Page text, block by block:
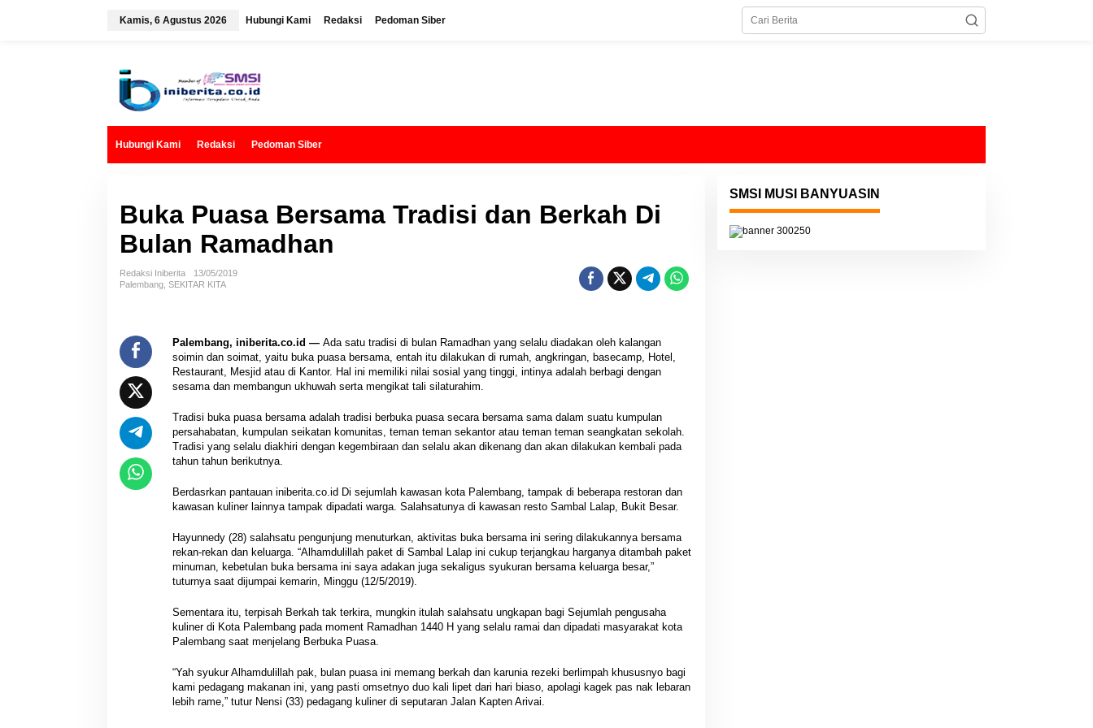
Kamis, 6 Agustus 2026 Hubungi Kami Redaksi Pedoman Siber
Hubungi Kami Redaksi Pedoman Siber
Buka Puasa Bersama Tradisi dan Berkah Di
Bulan Ramadhan
Redaksi Iniberita
13/05/2019
Palembang SEKITAR KITA
Palembang, iniberita.co.id — Ada satu tradisi di bulan Ramadhan yang selalu diadakan oleh kalangan
soimin dan soimat, yaitu buka puasa bersama, entah itu dilakukan di rumah, angkringan, basecamp, Hotel,
Restaurant, Mesjid atau di Kantor. Hal ini memiliki nilai sosial yang tinggi, intinya adalah berbagi dengan
sesama dan membangun ukhuwah serta mengikat tali silaturahim.
Tradisi buka puasa bersama adalah tradisi berbuka puasa secara bersama sama dalam suatu kumpulan
persahabatan, kumpulan seikatan komunitas, teman teman sekantor atau teman teman seangkatan sekolah.
Tradisi yang selalu diakhiri dengan kegembiraan dan selalu akan dikenang dan akan dilakukan kembali pada
tahun tahun berikutnya.
Berdasrkan pantauan iniberita.co.id Di sejumlah kawasan kota Palembang, tampak di beberapa restoran dan
kawasan kuliner lainnya tampak dipadati warga. Salahsatunya di kawasan resto Sambal Lalap, Bukit Besar.
Hayunnedy (28) salahsatu pengunjung menuturkan, aktivitas buka bersama ini sering dilakukannya bersama
rekan-rekan dan keluarga. “Alhamdulillah paket di Sambal Lalap ini cukup terjangkau harganya ditambah paket
minuman, kebetulan buka bersama ini saya adakan juga sekaligus syukuran bersama keluarga besar,”
tuturnya saat dijumpai kemarin, Minggu (12/5/2019).
Sementara itu, terpisah Berkah tak terkira, mungkin itulah salahsatu ungkapan bagi Sejumlah pengusaha
kuliner di Kota Palembang pada moment Ramadhan 1440 H yang selalu ramai dan dipadati masyarakat kota
Palembang saat menjelang Berbuka Puasa.
“Yah syukur Alhamdulillah pak, bulan puasa ini memang berkah dan karunia rezeki berlimpah khususnyo bagi
kami pedagang makanan ini, yang pasti omsetnyo duo kali lipet dari hari biaso, apolagi kagek pas nak lebaran
lebih rame,” tutur Nensi (33) pedagang kuliner di seputaran Jalan Kapten Arivai.
SMSI MUSI BANYUASIN